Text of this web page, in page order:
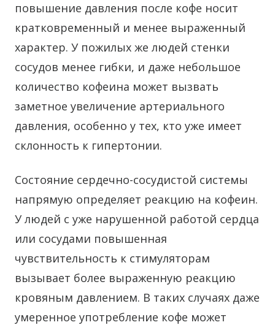
повышение давления после кофе носит
кратковременный и менее выраженный
характер. У пожилых же людей стенки
сосудов менее гибки, и даже небольшое
количество кофеина может вызвать
заметное увеличение артериального
давления, особенно у тех, кто уже имеет
склонность к гипертонии.
Состояние сердечно-сосудистой системы
напрямую определяет реакцию на кофеин.
У людей с уже нарушенной работой сердца
или сосудами повышенная
чувствительность к стимуляторам
вызывает более выраженную реакцию
кровяным давлением. В таких случаях даже
умеренное употребление кофе может